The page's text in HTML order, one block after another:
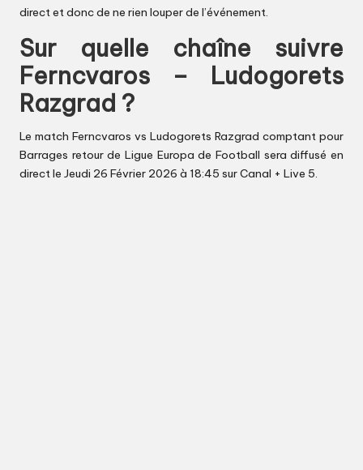
direct et donc de ne rien louper de l’événement.
Sur quelle chaîne suivre
Ferncvaros – Ludogorets
Razgrad ?
Le match Ferncvaros vs Ludogorets Razgrad comptant pour
Barrages retour de Ligue Europa de Football sera diffusé en
direct le Jeudi 26 Février 2026 à 18:45 sur Canal + Live 5.